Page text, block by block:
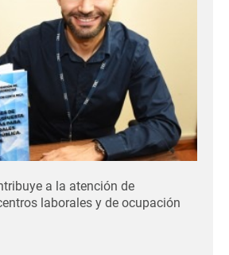
a la atención de
laborales y de ocupación